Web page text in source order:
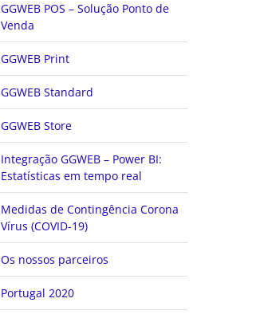
GGWEB POS – Solução Ponto de
Venda
GGWEB Print
GGWEB Standard
GGWEB Store
Integração GGWEB – Power BI:
Estatísticas em tempo real
Medidas de Contingência Corona
Vírus (COVID-19)
Os nossos parceiros
Portugal 2020